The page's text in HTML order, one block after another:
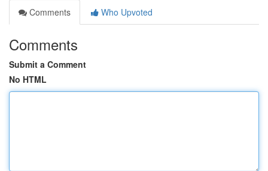
Comments
Who Upvoted
Comments
Submit a Comment
No HTML